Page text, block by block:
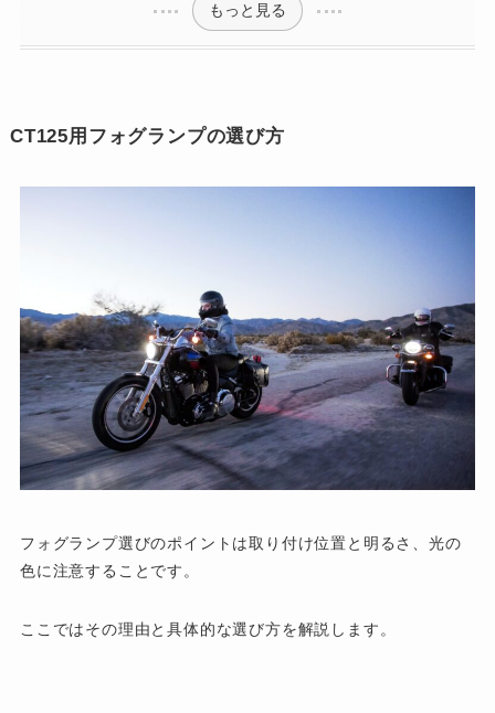
もっと見る
CT125用フォグランプの選び方
フォグランプ選びのポイントは取り付け位置と明るさ、光の
色に注意することです。
ここではその理由と具体的な選び方を解説します。